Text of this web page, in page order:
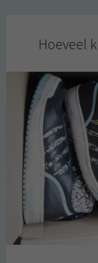
Hoeveel